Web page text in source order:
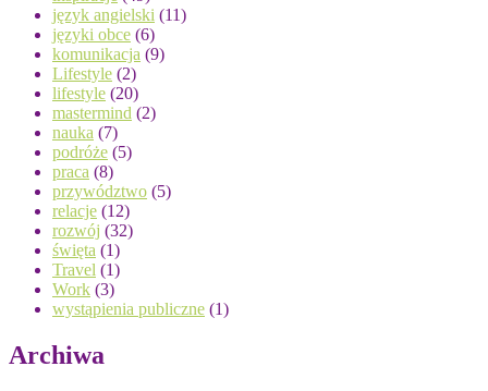
język angielski (11)
języki obce (6)
komunikacja (9)
Lifestyle (2)
lifestyle (20)
mastermind (2)
nauka (7)
podróże (5)
praca (8)
przywództwo (5)
relacje (12)
rozwój (32)
święta (1)
Travel (1)
Work (3)
wystąpienia publiczne (1)
Archiwa